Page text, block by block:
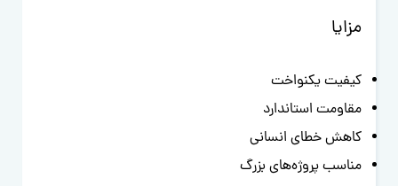
مزایا
کیفیت یکنواخت
مقاومت استاندارد
کاهش خطای انسانی
مناسب پروژه‌های بزرگ